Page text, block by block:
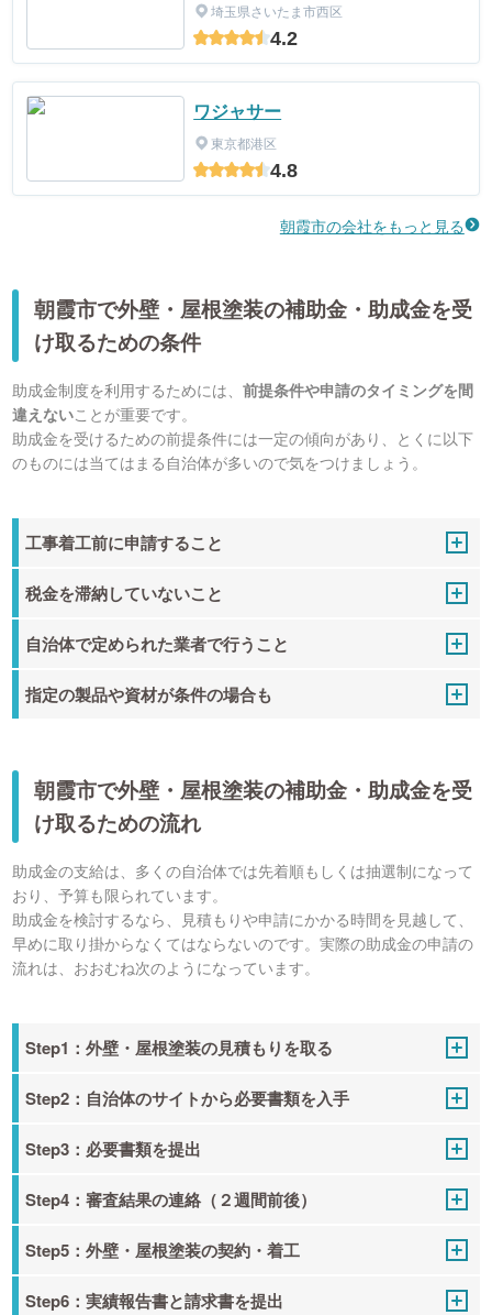
埼玉県さいたま市西区
4.2
ワジャサー
東京都港区
4.8
朝霞市の会社をもっと見る
朝霞市で外壁・屋根塗装の補助金・助成金を受
け取るための条件
助成金制度を利用するためには、前提条件や申請のタイミングを間
違えないことが重要です。
助成金を受けるための前提条件には一定の傾向があり、とくに以下
のものには当てはまる自治体が多いので気をつけましょう。
工事着工前に申請すること
税金を滞納していないこと
自治体で定められた業者で行うこと
指定の製品や資材が条件の場合も
朝霞市で外壁・屋根塗装の補助金・助成金を受
け取るための流れ
助成金の支給は、多くの自治体では先着順もしくは抽選制になって
おり、予算も限られています。
助成金を検討するなら、見積もりや申請にかかる時間を見越して、
早めに取り掛からなくてはならないのです。実際の助成金の申請の
流れは、おおむね次のようになっています。
Step1：外壁・屋根塗装の見積もりを取る
Step2：自治体のサイトから必要書類を入手
Step3：必要書類を提出
Step4：審査結果の連絡（２週間前後）
Step5：外壁・屋根塗装の契約・着工
Step6：実績報告書と請求書を提出